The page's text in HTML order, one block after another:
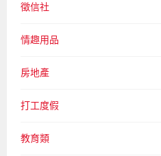
徵信社
情趣用品
房地產
打工度假
教育類